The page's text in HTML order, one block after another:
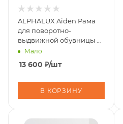
ALPHALUX Aiden Рама
для поворотно-
выдвижной обувницы 6
полок, темно-серый
Мало
13 600 ₽/шт
В КОРЗИНУ